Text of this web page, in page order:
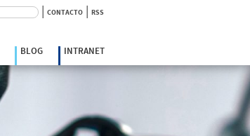
| CONTACTO | RSS
BLOG INTRANET